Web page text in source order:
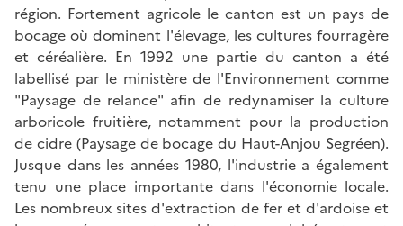
région. Fortement agricole le canton est un pays de
bocage où dominent l'élevage, les cultures fourragère
et céréalière. En 1992 une partie du canton a été
labellisé par le ministère de l'Environnement comme
"Paysage de relance" afin de redynamiser la culture
arboricole fruitière, notamment pour la production
de cidre (Paysage de bocage du Haut-Anjou Segréen).
Jusque dans les années 1980, l'industrie a également
tenu une place importante dans l'économie locale.
Les nombreux sites d'extraction de fer et d'ardoise et